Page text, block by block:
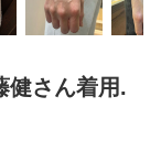
健さん着用.